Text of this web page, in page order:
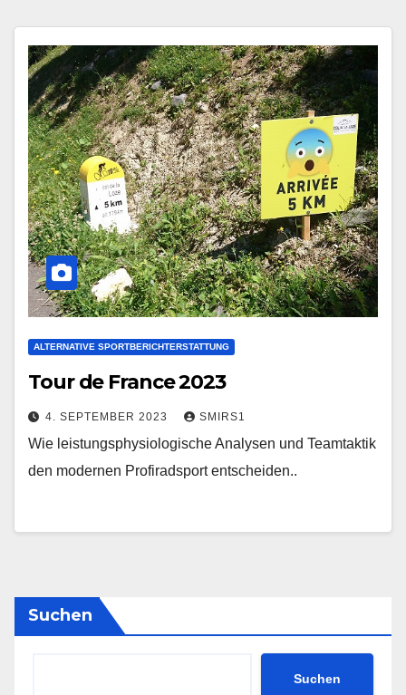
ALTERNATIVE SPORTBERICHTERSTATTUNG
Tour de France 2023
4. SEPTEMBER 2023 SMIRS1
Wie leistungsphysiologische Analysen und Teamtaktik
den modernen Profiradsport entscheiden..
Suchen
Suchen